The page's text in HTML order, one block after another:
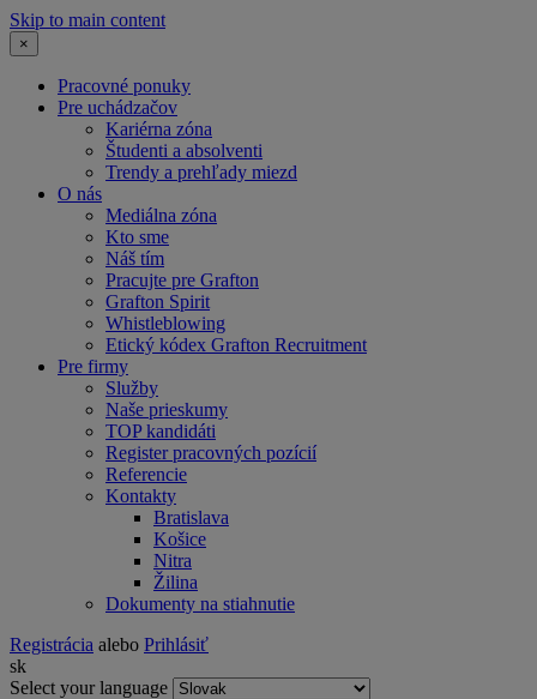
Skip to main content
×
Pracovné ponuky
Pre uchádzačov
Kariérna zóna
Študenti a absolventi
Trendy a prehľady miezd
O nás
Mediálna zóna
Kto sme
Náš tím
Pracujte pre Grafton
Grafton Spirit
Whistleblowing
Etický kódex Grafton Recruitment
Pre firmy
Služby
Naše prieskumy
TOP kandidáti
Register pracovných pozícií
Referencie
Kontakty
Bratislava
Košice
Nitra
Žilina
Dokumenty na stiahnutie
Registrácia alebo Prihlásiť
sk
Select your language